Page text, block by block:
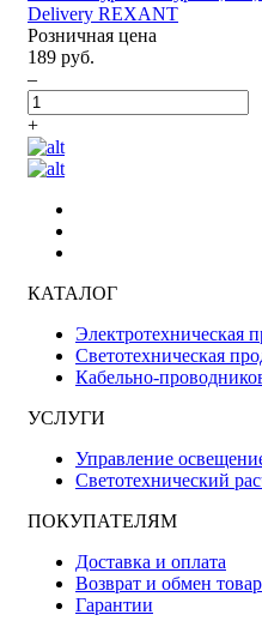
Delivery REXANT
Розничная цена
189 руб.
–
+
КАТАЛОГ
Электротехническая
Светотехническая
Кабельно-
УСЛУГИ
Управление
Светотехнический
ПОКУПАТЕЛЯМ
Доставка и оплата
Возврат и обмен
Гарантии